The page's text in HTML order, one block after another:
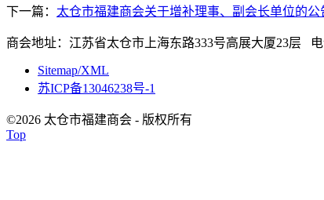
下一篇： 太仓市福建商会关于增补理事、副会长单位的公
商会地址：江苏省太仓市上海东路333号高展大厦23层 电
Sitemap/XML
苏ICP备13046238号-1
©2026 太仓市福建商会 - 版权所有
Top